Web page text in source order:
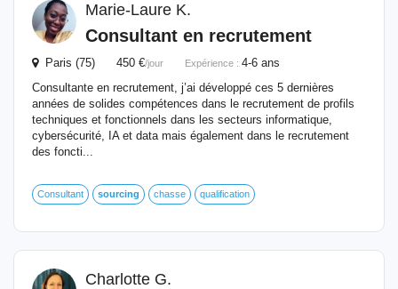
Marie-Laure K.
Consultant en recrutement
Paris (75) 450 €/jour Expérience : 4-6 ans
Consultante en recrutement, j’ai développé ces 5 dernières
années de solides compétences dans le recrutement de profils
techniques et fonctionnels dans les secteurs informatique,
cybersécurité, IA et data mais également dans le recrutement
des foncti...
Consultant sourcing chasse qualification
Charlotte G.